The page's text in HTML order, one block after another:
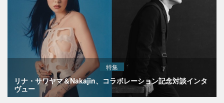
特集
リナ・サワヤマ＆Nakajin、コラボレーション記念対談インタ
ヴュー